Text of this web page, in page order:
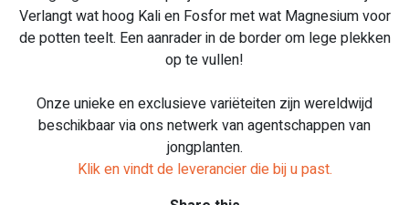
Verlangt wat hoog Kali en Fosfor met wat Magnesium voor
de potten teelt. Een aanrader in de border om lege plekken
op te vullen!
Onze unieke en exclusieve variëteiten zijn wereldwijd
beschikbaar via ons netwerk van agentschappen van
jongplanten.
Klik en vindt de leverancier die bij u past.